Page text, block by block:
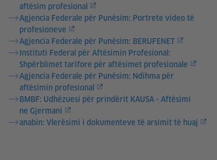
aftësim profesional
Agjencia Federale për Punësim: Portrete video të
profesioneve
Agjencia Federale për Punësim: BERUFENET
Instituti Federal për Aftësimin Profesional:
Shpërblimet tarifore për aftësimet profesionale
Agjencia Federale për Punësim: Ndihma për
aftësimin profesional
BMBF: Udhëzuesi për prindërit KAUSA - Aftësimi
ne Gjermani
anabin: Vlerësimi i dokumenteve të arsimit të huaj